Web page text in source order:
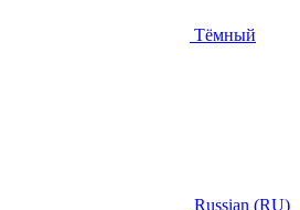
Тёмный
Russian (RU)